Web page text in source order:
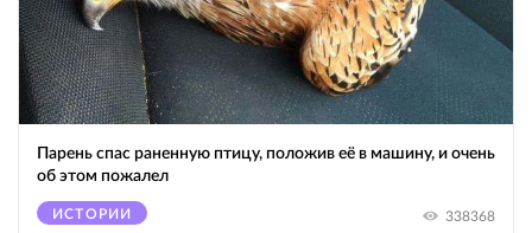
Парень спас раненную птицу, положив её в машину, и очень
об этом пожалел
ИСТОРИИ 338368